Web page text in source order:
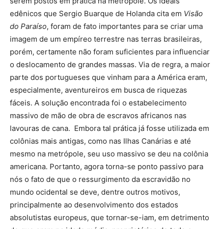
edênicos que Sergio Buarque de Holanda cita em Visão
do Paraíso, foram de fato importantes para se criar uma
imagem de um empíreo terrestre nas terras brasileiras,
porém, certamente não foram suficientes para influenciar
o deslocamento de grandes massas. Via de regra, a maior
parte dos portugueses que vinham para a América eram,
especialmente, aventureiros em busca de riquezas
fáceis. A solução encontrada foi o estabelecimento
massivo de mão de obra de escravos africanos nas
lavouras de cana. Embora tal prática já fosse utilizada em
colônias mais antigas, como nas Ilhas Canárias e até
mesmo na metrópole, seu uso massivo se deu na colônia
americana. Portanto, agora torna-se ponto passivo para
nós o fato de que o ressurgimento da escravidão no
mundo ocidental se deve, dentre outros motivos,
principalmente ao desenvolvimento dos estados
absolutistas europeus, que tornar-se-iam, em detrimento